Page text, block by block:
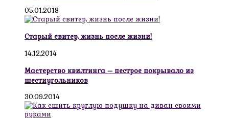
05.01.2018
Старый свитер, жизнь после жизни!
14.12.2014
Мастерство квилтинга – пестрое покрывало из
шестиугольников
30.09.2014